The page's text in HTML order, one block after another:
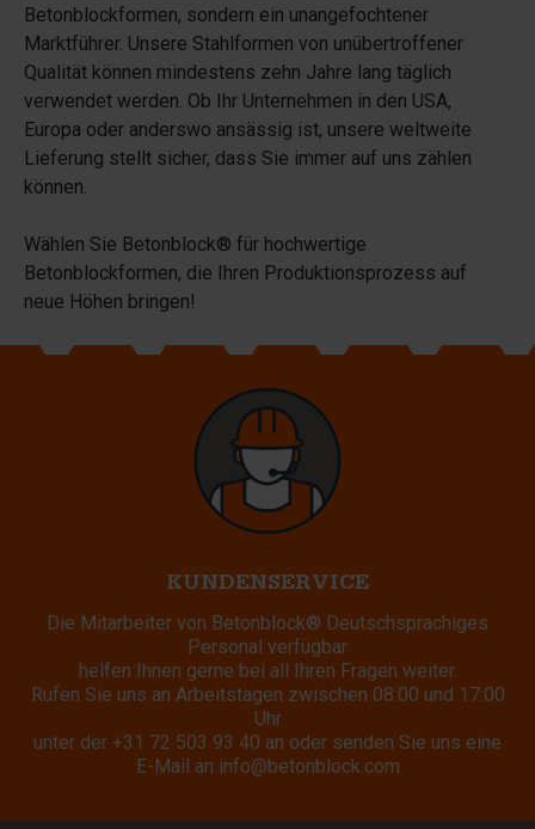
Betonblockformen, sondern ein unangefochtener
Marktführer. Unsere Stahlformen von unübertroffener
Qualität können mindestens zehn Jahre lang täglich
verwendet werden. Ob Ihr Unternehmen in den USA,
Europa oder anderswo ansässig ist, unsere weltweite
Lieferung stellt sicher, dass Sie immer auf uns zählen
können.
Wählen Sie Betonblock® für hochwertige
Betonblockformen, die Ihren Produktionsprozess auf
neue Höhen bringen!
KUNDENSERVICE
Die Mitarbeiter von Betonblock® Deutschsprachiges
Personal verfügbar
helfen Ihnen gerne bei all Ihren Fragen weiter.
Rufen Sie uns an Arbeitstagen zwischen 08:00 und 17:00
Uhr
unter der +31 72 503 93 40 an oder senden Sie uns eine
E-Mail an info@betonblock.com